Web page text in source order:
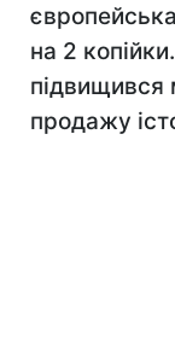
на 2
підвищився
продажу